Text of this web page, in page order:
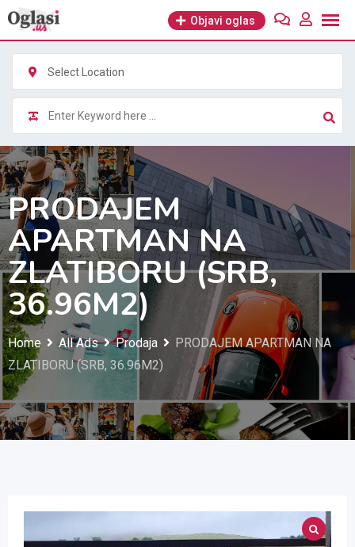
Skip
content
Objavi oglas
Select Location
PRODAJEM
APARTMAN NA
ZLATIBORU (SRB,
36.96M2)
Home All Ads Prodaja
PRODAJEM APARTMAN NA
ZLATIBORU (SRB, 36.96M2)